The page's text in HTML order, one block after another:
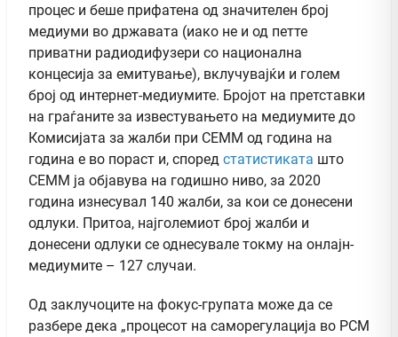
процес и беше прифатена од значителен број
медиуми во државата (иако не и од петте
приватни радиодифузери со национална
концесија за емитување), вклучувајќи и голем
број од интернет-медиумите. Бројот на претставки
на граѓаните за известувањето на медиумите до
Комисијата за жалби при СЕММ од година на
година е во пораст и, според статистиката што
СЕММ ја објавува на годишно ниво, за 2020
година изнесувал 140 жалби, за кои се донесени
одлуки. Притоа, најголемиот број жалби и
донесени одлуки се однесувале токму на онлајн-
медиумите – 127 случаи.
Од заклучоците на фокус-групата може да се
разбере дека „процесот на саморегулација во РСМ